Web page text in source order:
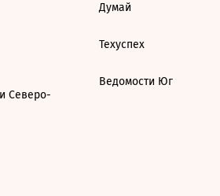
Северо-
Думай
Техуспех
Ведомости Юг